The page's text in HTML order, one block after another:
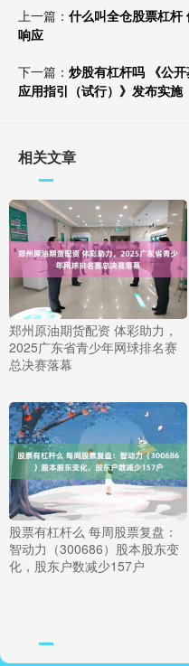
上一篇： 什么叫全仓股票杠
响应
下一篇： 炒股有杠杆吗 《公
应用指引（试行）》发布实施
相关文章
郑州原油期货配资 体彩助力，
2025广东省青少年网球排名赛
总决赛落幕
股票有杠杆么 每周股票复盘：
智动力（300686）股本股东变
化，股东户数减少157户